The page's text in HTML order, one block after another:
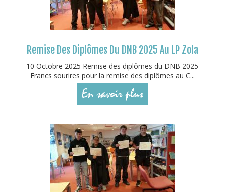
Remise Des Diplômes Du DNB 2025 Au LP Zola
10 Octobre 2025 Remise des diplômes du DNB 2025
Francs sourires pour la remise des diplômes au C...
En savoir plus